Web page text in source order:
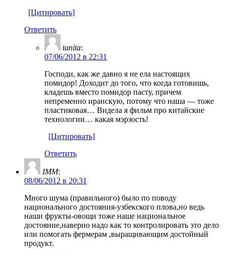
[Цитировать]
Ответить
tanita:
07/06/2012 в 22:31
Господи, как же давно я не ела настоящих
помидор! Доходит до того, что когда готовишь,
кладешь вместо помидор пасту, причем
непременно иранскую, потому что наша — тоже
пластиковая… Видела я фильм про китайские
технологии… какая мэрзость!
[Цитировать]
Ответить
IMM:
08/06/2012 в 20:31
Много шума (правильного) было по поводу
национального достояния-узбекского плова,но ведь
наши фрукты-овощи тоже наше национальное
достояние,наверно надо как то контролировать это дело
или помогать фермерам ,выращивающим достойный
продукт.